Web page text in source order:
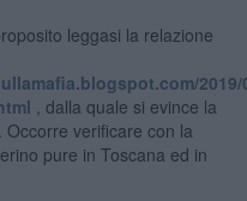
leggasi la relazione
, dalla quale si evince la
verificare con la
pure in Toscana ed in